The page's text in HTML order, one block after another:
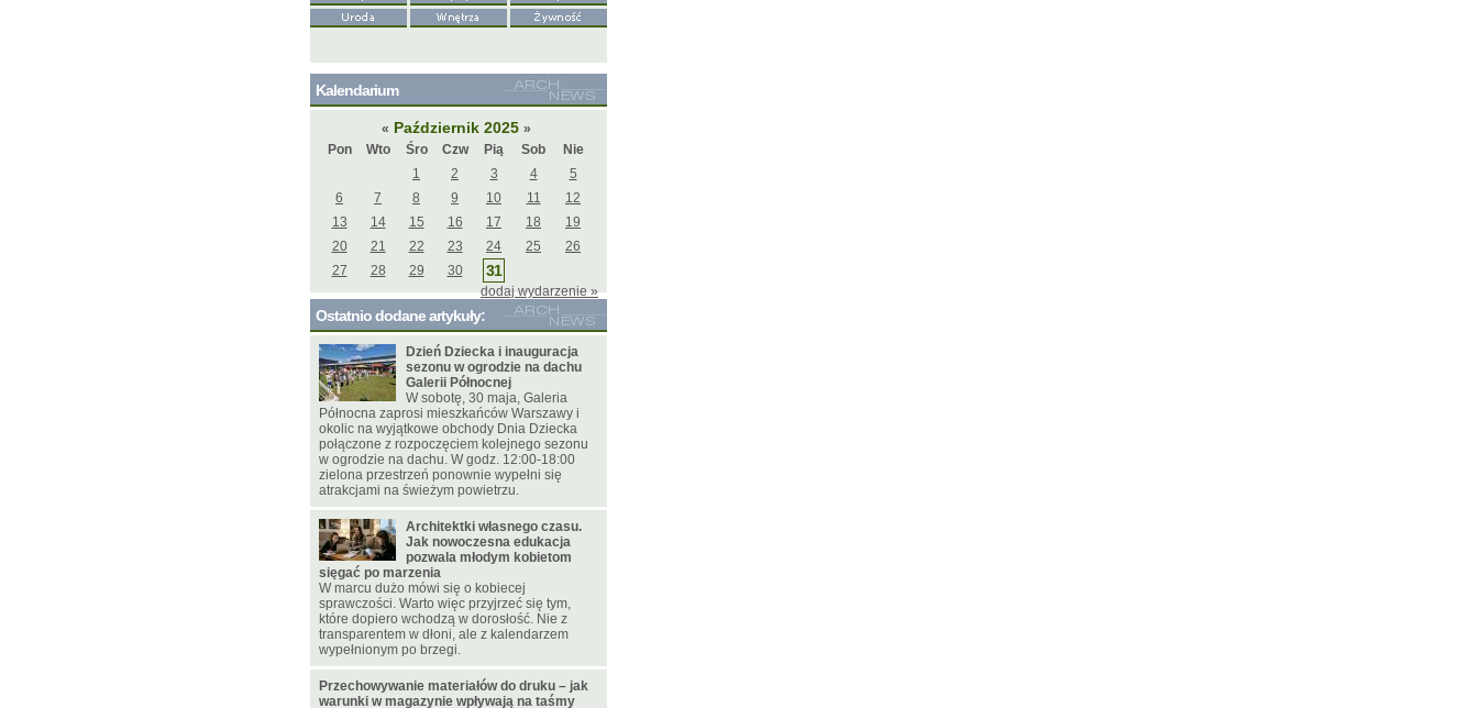
Kalendarium
« Październik 2025 »
Pon
Wto Śro Czw Pią Sob
Nie
1
2 3 4
5
6
7 8 9 10 11
12
13
14 15 16 17 18
19
20
21 22 23 24 25
26
27
28 29 30 31
dodaj wydarzenie »
Ostatnio dodane artykuły:
Dzień Dziecka i inauguracja
sezonu w ogrodzie na dachu
Galerii Północnej
W sobotę, 30 maja, Galeria
Północna zaprosi mieszkańców Warszawy i
okolic na wyjątkowe obchody Dnia Dziecka
połączone z rozpoczęciem kolejnego sezonu
w ogrodzie na dachu. W godz. 12:00-18:00
zielona przestrzeń ponownie wypełni się
atrakcjami na świeżym powietrzu.
Architektki własnego czasu.
Jak nowoczesna edukacja
pozwala młodym kobietom
sięgać po marzenia
W marcu dużo mówi się o kobiecej
sprawczości. Warto więc przyjrzeć się tym,
które dopiero wchodzą w dorosłość. Nie z
transparentem w dłoni, ale z kalendarzem
wypełnionym po brzegi.
Przechowywanie materiałów do druku – jak
warunki w magazynie wpływają na taśmy